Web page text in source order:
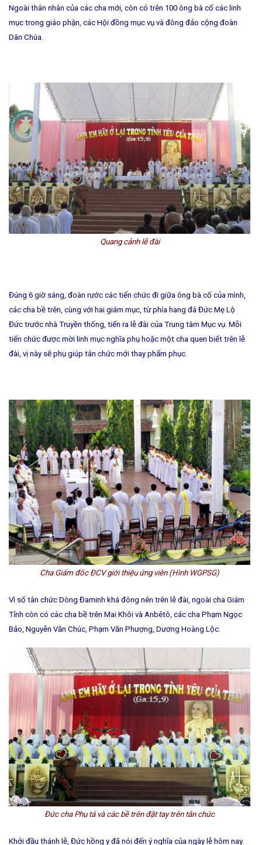
Ngoài thân nhân của các cha mới, còn có trên 100 ông bà cố các linh
mục trong giáo phận, các Hội đồng mục vụ và đông đảo cộng đoàn
Dân Chúa.
Quang cảnh lễ đài
Đúng 6 giờ sáng, đoàn rước các tiến chức đi giữa ông bà cố của mình,
các cha bề trên, cùng với hai giám mục, từ phía hang đá Đức Mẹ Lộ
Đức trước nhà Truyền thống, tiến ra lễ đài của Trung tâm Mục vụ. Mỗi
tiến chức được mời linh mục nghĩa phụ hoặc một cha quen biết trên lễ
đài, vị này sẽ phụ giúp tân chức mới thay phẩm phục.
Cha Giám đôc ĐCV giới thiệu ứng viên (Hình WGPSG)
Vì số tân chức Dòng Đaminh khá đông nên trên lễ đài, ngoài cha Giám
Tỉnh còn có các cha bề trên Mai Khôi và Anbêtô, các cha Phạm Ngọc
Bảo, Nguyễn Văn Chúc, Phạm Văn Phượng, Dương Hoàng Lộc.
Đức cha Phụ tá và các bề trên đặt tay trên tân chức
Khởi đầu thánh lễ, Đức hồng y đã nói đến ý nghĩa của ngày lễ hôm nay.